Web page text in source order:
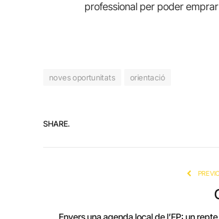
professional per poder
noves oportunitats orientació
SHARE.
Envers una agenda local de l’FP: un